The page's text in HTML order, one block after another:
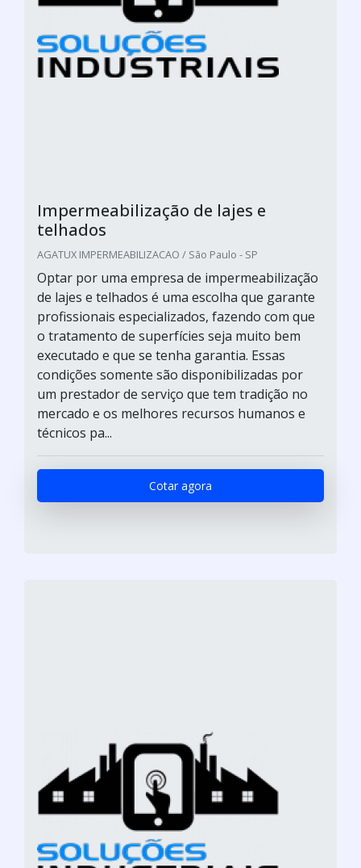
Impermeabilização de lajes e
telhados
AGATUX IMPERMEABILIZACAO / São Paulo - SP
Optar por uma empresa de impermeabilização
de lajes e telhados é uma escolha que garante
profissionais especializados, fazendo com que
o tratamento de superfícies seja muito bem
executado e que se tenha garantia. Essas
condições somente são disponibilizadas por
um prestador de serviço que tem tradição no
mercado e os melhores recursos humanos e
técnicos pa...
Cotar agora